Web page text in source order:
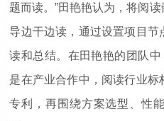
题而读。”田艳艳认为，将阅
导边干边读，通过设置项目节
读和总结。在田艳艳的团队中
是在产业合作中，阅读行业
专利，再围绕方案选型、性